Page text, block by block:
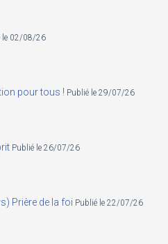
le 02/08/26
pour tous ! Publié le 29/07/26
Publié le 26/07/26
Prière de la foi Publié le 22/07/26